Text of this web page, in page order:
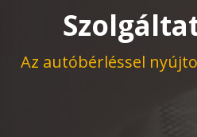
Az autóbérléssel